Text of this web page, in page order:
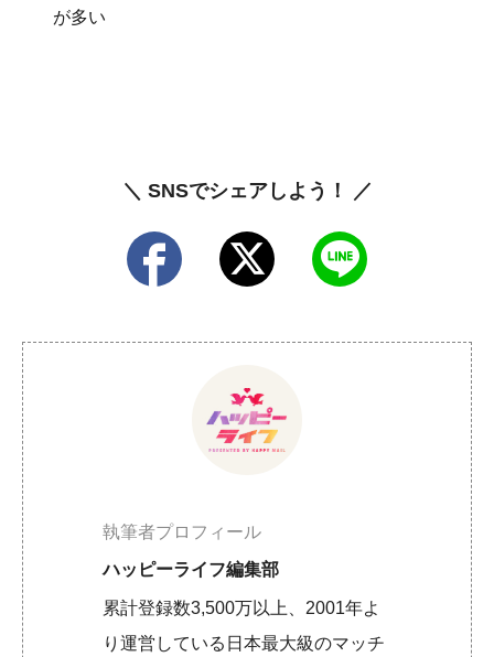
が多い
＼ SNSでシェアしよう！ ／
執筆者プロフィール
ハッピーライフ編集部
累計登録数3,500万以上、2001年よ
り運営している日本最大級のマッチ